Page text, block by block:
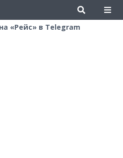
на «Рейс» в Telegram